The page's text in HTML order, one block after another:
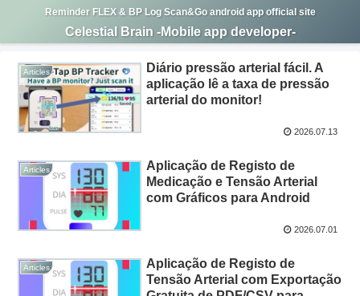
Reminder FLEX & BP Log Scan&Go android app official site
Celestial Brain -Mobile app developer-
Articles
Diário pressão arterial fácil. A
aplicação lê a taxa de pressão
arterial do monitor!
2026.07.13
Articles
Aplicação de Registo de
Medicação e Tensão Arterial
com Gráficos para Android
2026.07.01
Articles
Aplicação de Registo de
Tensão Arterial com Exportação